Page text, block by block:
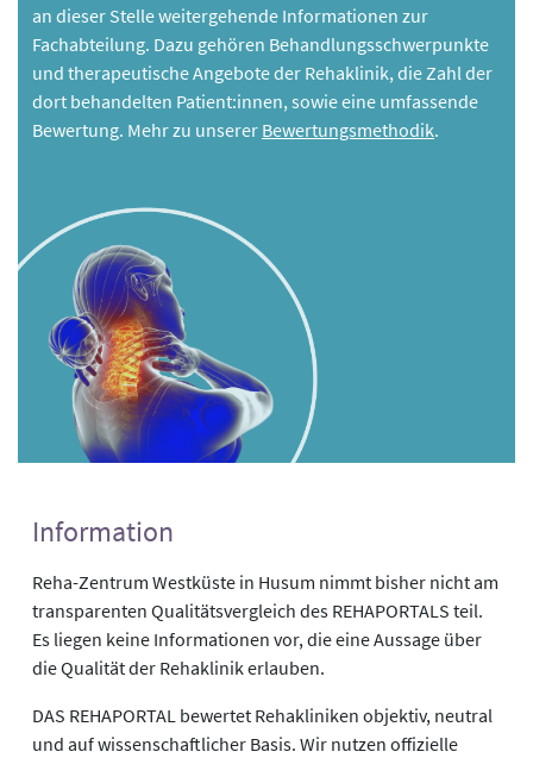
an dieser Stelle weitergehende Informationen zur
Fachabteilung. Dazu gehören Behandlungsschwerpunkte
und therapeutische Angebote der Rehaklinik, die Zahl der
dort behandelten Patient:innen, sowie eine umfassende
Bewertung. Mehr zu unserer Bewertungsmethodik.
Information
Reha-Zentrum Westküste in Husum nimmt bisher nicht am
transparenten Qualitätsvergleich des REHAPORTALS teil.
Es liegen keine Informationen vor, die eine Aussage über
die Qualität der Rehaklinik erlauben.
DAS REHAPORTAL bewertet Rehakliniken objektiv, neutral
und auf wissenschaftlicher Basis. Wir nutzen offizielle